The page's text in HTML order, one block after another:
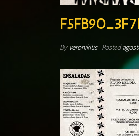
By veronikitis Posted